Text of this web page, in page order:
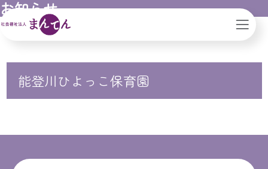
お知らせ
社会福祉法人まんてん｜滋賀県｜大阪市
能登川ひよっこ保育園